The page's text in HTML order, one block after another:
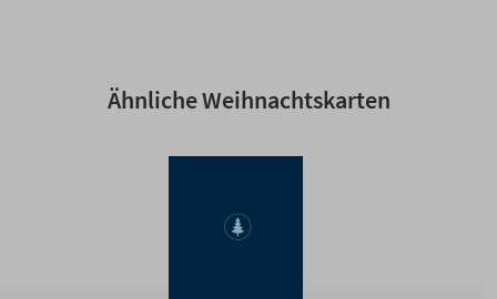
Ähnliche Weihnachtskarten